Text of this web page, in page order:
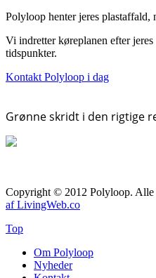
Polyloop henter jeres plastaffald,
Vi indretter køreplanen efter
tidspunkter.
Kontakt Polyloop i dag
Grønne skridt i den rigtige
Copyright © 2012 Polyloop. Alle
af LivingWeb.co
Top
Om Polyloop
Nyheder